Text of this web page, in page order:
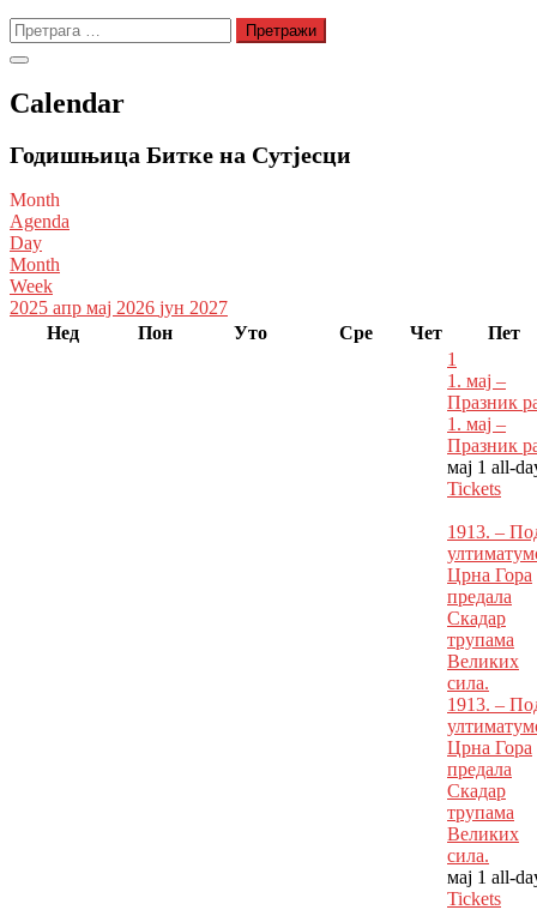
Претрага
за:
Calendar
Годишњица Битке на Сутјесци
Month
Agenda
Day
Month
Week
2025 апр мај 2026 јун 2027
Нед
Пон Уто Сре Чет
Пет
1
1. мај –
Празник
1. мај –
Празник
мај 1 all-
Tickets
1913. –
Црна Гора
предала
Скадар
трупама
Великих
сила.
1913. –
Црна Гора
предала
Скадар
трупама
Великих
сила.
мај 1 all-
Tickets